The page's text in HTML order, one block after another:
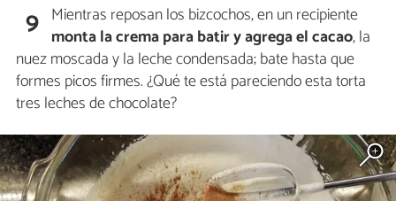
9 Mientras reposan los bizcochos, en un recipiente
monta la crema para batir y agrega el cacao, la
nuez moscada y la leche condensada; bate hasta que
formes picos firmes. ¿Qué te está pareciendo esta torta
tres leches de chocolate?